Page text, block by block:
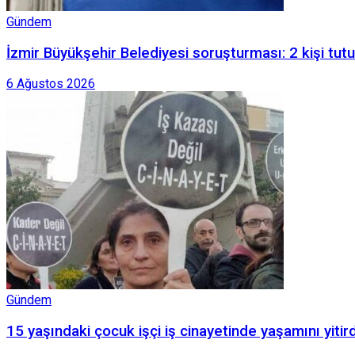
Gündem
İzmir Büyükşehir Belediyesi soruşturması: 2 kişi
6 Ağustos 2026
Gündem
15 yaşındaki çocuk işçi iş cinayetinde yaşamını